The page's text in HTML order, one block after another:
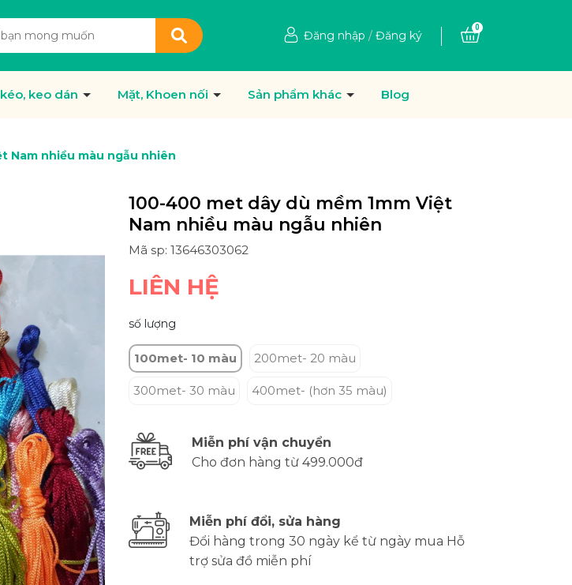
Đăng nhập / Đăng ký
0
keo dán Mặt, Khoen nối Sản phẩm khác Blog
Nam nhiều màu ngẫu nhiên
100-400 met dây dù mềm 1mm Việt
Nam nhiều màu ngẫu nhiên
Mã sp: 13646303062
LIÊN HỆ
số lượng
100met- 10 màu 200met- 20 màu
300met- 30 màu 400met- (hơn 35 màu)
Miễn phí vận chuyển
Cho đơn hàng từ 499.000đ
Miễn phí đổi, sửa hàng
Đổi hàng trong 30 ngày kể từ ngày mua Hỗ
trợ sửa đồ miễn phí